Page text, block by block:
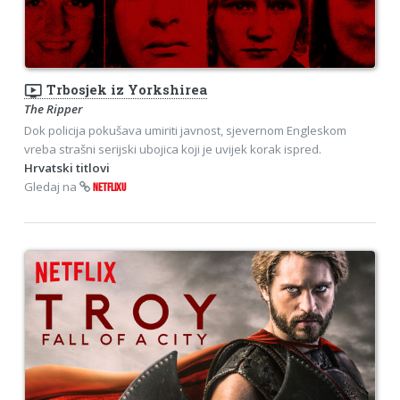
ondemand_video Trbosjek iz Yorkshirea
The Ripper
Dok policija pokušava umiriti javnost, sjevernom Engleskom
vreba strašni serijski ubojica koji je uvijek korak ispred.
Hrvatski titlovi
Gledaj na
NETFLIXU